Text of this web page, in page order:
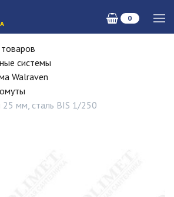
0
системы
Walraven
25 мм, сталь BIS 1/250